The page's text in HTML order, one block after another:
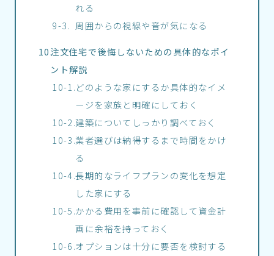
れる
周囲からの視線や音が気になる
注文住宅で後悔しないための具体的なポイ
ント解説
どのような家にするか具体的なイメ
ージを家族と明確にしておく
建築についてしっかり調べておく
業者選びは納得するまで時間をかけ
る
長期的なライフプランの変化を想定
した家にする
かかる費用を事前に確認して資金計
画に余裕を持っておく
オプションは十分に要否を検討する